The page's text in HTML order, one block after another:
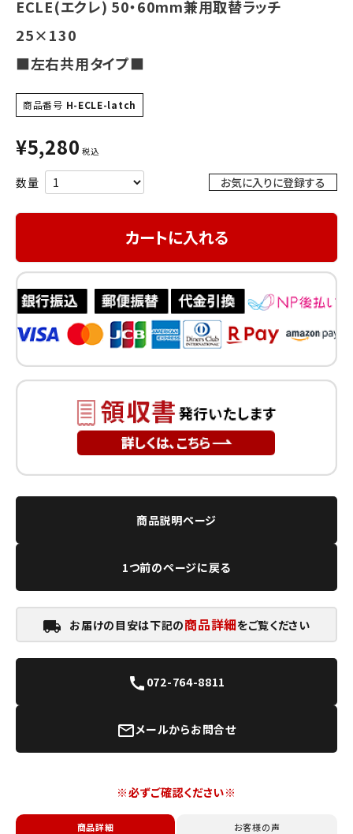
防犯対策
認知症対策
ACCOUNT MENU
ようこそ ゲスト 様
person 会員登録
ECLE(エクレ) 50・60mm兼用取替ラッチ
25×130
■左右共用タイプ■
商品番号 H-ECLE-latch
¥5,280 税込
お気に入りに登録する
カートに入れる
商品説明ページ
1つ前のページに戻る
local_shipping お届けの目安は下記の商品詳細をご覧ください
call 072-764-8811
mail_outlineメールからお問合せ
※必ずご確認ください※
商品詳細 お客様の声